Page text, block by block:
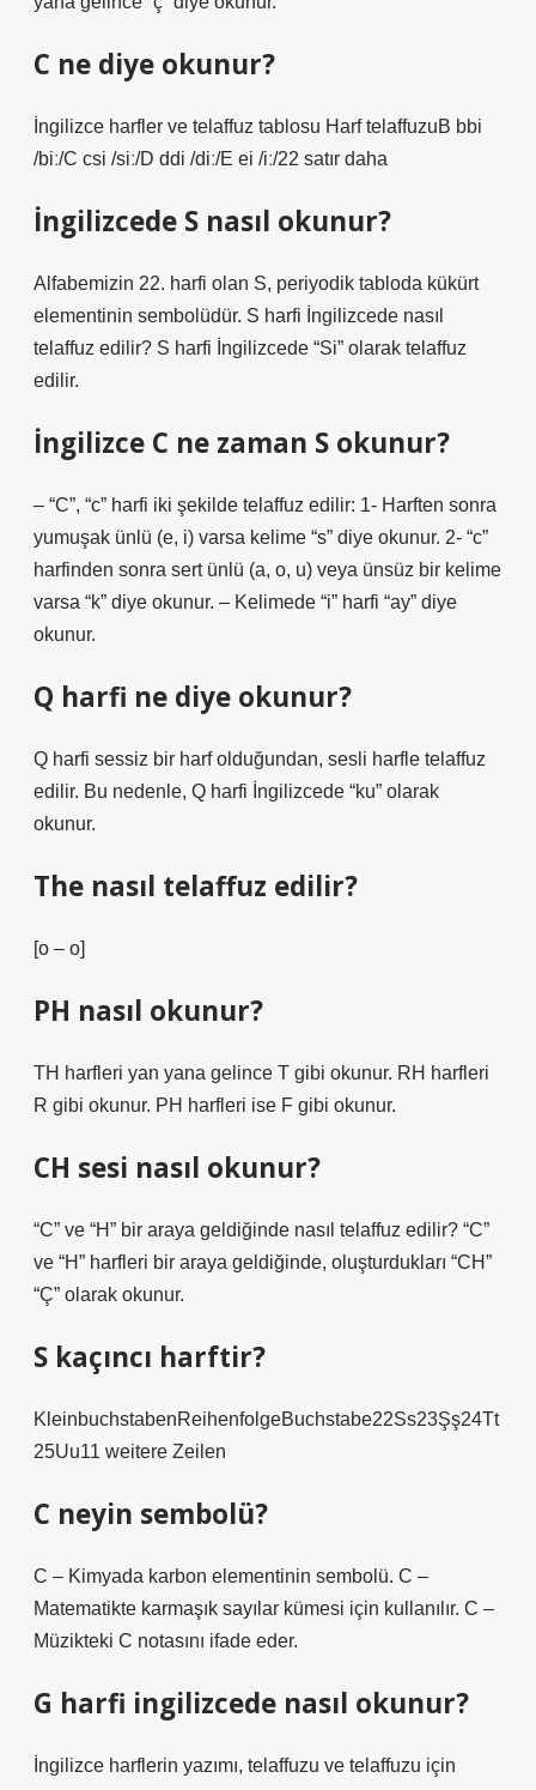
C ne diye okunur?
İngilizce harfler ve telaffuz tablosu Harf telaffuzuB bbi
/biː/C csi /siː/D ddi /diː/E ei /iː/22 satır daha
İngilizcede S nasıl okunur?
Alfabemizin 22. harfi olan S, periyodik tabloda kükürt
elementinin sembolüdür. S harfi İngilizcede nasıl
telaffuz edilir? S harfi İngilizcede “Si” olarak telaffuz
edilir.
İngilizce C ne zaman S okunur?
– “C”, “c” harfi iki şekilde telaffuz edilir: 1- Harften sonra
yumuşak ünlü (e, i) varsa kelime “s” diye okunur. 2- “c”
harfinden sonra sert ünlü (a, o, u) veya ünsüz bir kelime
varsa “k” diye okunur. – Kelimede “i” harfi “ay” diye
okunur.
Q harfi ne diye okunur?
Q harfi sessiz bir harf olduğundan, sesli harfle telaffuz
edilir. Bu nedenle, Q harfi İngilizcede “ku” olarak
okunur.
The nasıl telaffuz edilir?
[o – o]
PH nasıl okunur?
TH harfleri yan yana gelince T gibi okunur. RH harfleri
R gibi okunur. PH harfleri ise F gibi okunur.
CH sesi nasıl okunur?
“C” ve “H” bir araya geldiğinde nasıl telaffuz edilir? “C”
ve “H” harfleri bir araya geldiğinde, oluşturdukları “CH”
“Ç” olarak okunur.
S kaçıncı harftir?
KleinbuchstabenReihenfolgeBuchstabe22Ss23Şş24Tt
25Uu11 weitere Zeilen
C neyin sembolü?
C – Kimyada karbon elementinin sembolü. C –
Matematikte karmaşık sayılar kümesi için kullanılır. C –
Müzikteki C notasını ifade eder.
G harfi ingilizcede nasıl okunur?
İngilizce harflerin yazımı, telaffuzu ve telaffuzu için